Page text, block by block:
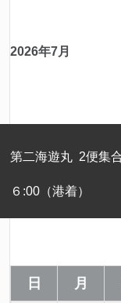
2026年7月
第二海遊丸 2便集
６:00（港着）
日
月